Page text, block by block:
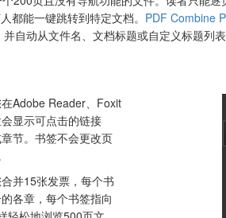
都能一键跳转到特定文档。 PDF Combine
自动从文件名、文档标题或自定义标题列表
Adobe Reader、Foxit
显示可点击的链接
节。书签不会更改页
并15张发票，每个书
各章，每个书签指向